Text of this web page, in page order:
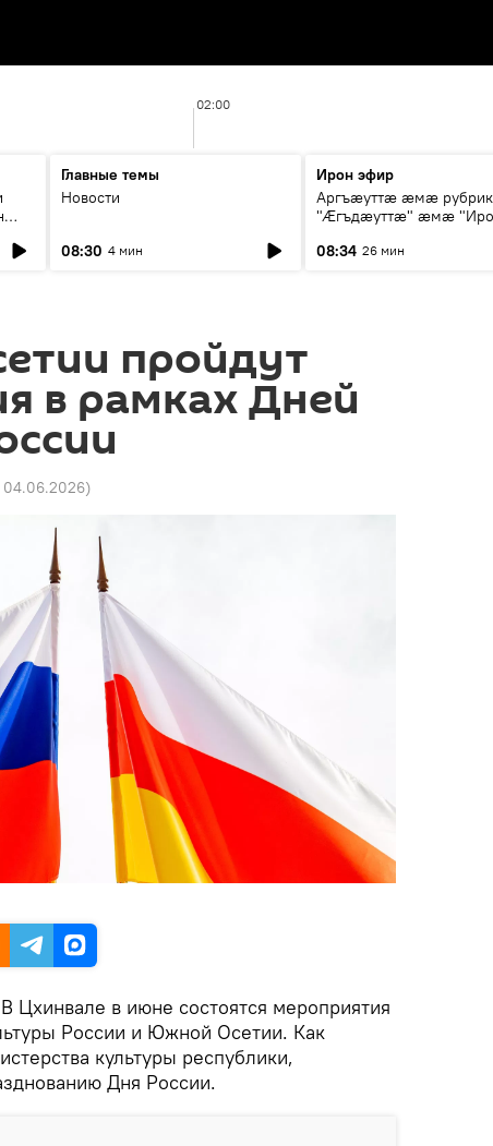
02:00
Главные темы
Новости
08:30 4 мин
Ирон эфир
Аргъæуттæ æмæ
"Æгъдæуттæ" æмæ
08:34 26 мин
пройдут
в рамках Дней
04.06.2026)
В Цхинвале в июне состоятся мероприятия
России и Южной Осетии. Как
культуры республики,
Дня России.